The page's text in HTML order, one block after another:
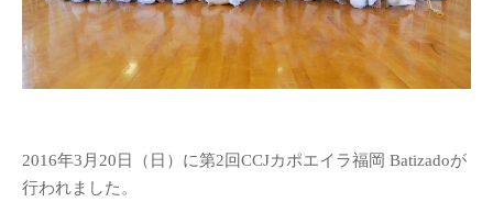
2016年3月20日（日）に第2回CCJカポエイラ福岡 Batizadoが
行われました。